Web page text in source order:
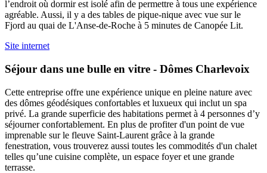
l’endroit où dormir est isolé afin de permettre à tous une expérience
agréable. Aussi, il y a des tables de pique-nique avec vue sur le
Fjord au quai de L'Anse-de-Roche à 5 minutes de Canopée Lit.
Site internet
Séjour dans une bulle en vitre - Dômes Charlevoix
Cette entreprise offre une expérience unique en pleine nature avec
des dômes géodésiques confortables et luxueux qui inclut un spa
privé. La grande superficie des habitations permet à 4 personnes d’y
séjourner confortablement. En plus de profiter d'un point de vue
imprenable sur le fleuve Saint-Laurent grâce à la grande
fenestration, vous trouverez aussi toutes les commodités d'un chalet
telles qu’une cuisine complète, un espace foyer et une grande
terrasse.